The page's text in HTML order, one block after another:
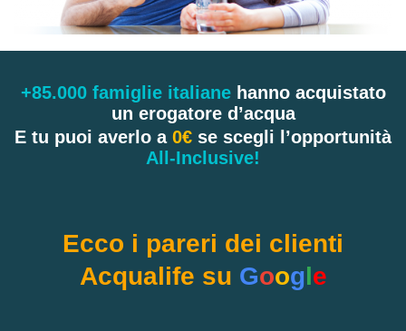
+85.000 famiglie italianehanno acquistato
un erogatore d’acqua
E tu puoi averlo a 0€ se scegli l’opportunità
All-Inclusive!
Ecco i pareri dei clienti
Acqualife su Google